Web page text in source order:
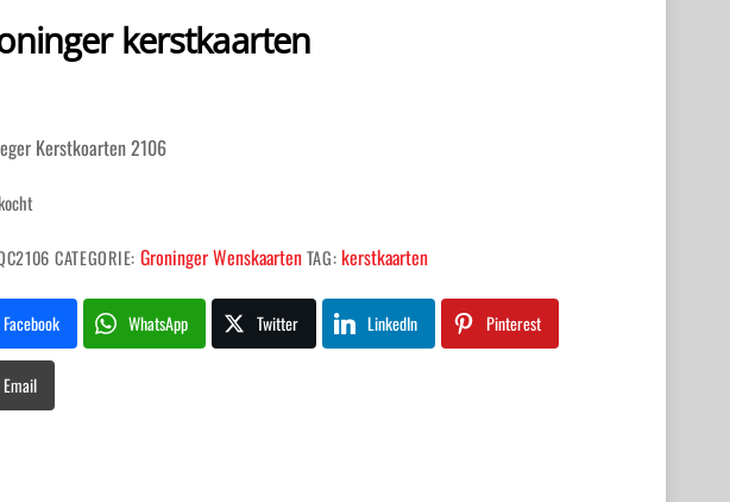
kerstkaarten
Kerstkoarten 2106
CATEGORIE: Groninger Wenskaarten TAG:kerstkaarten
Facebook WhatsApp Twitter LinkedIn Pinterest
Email